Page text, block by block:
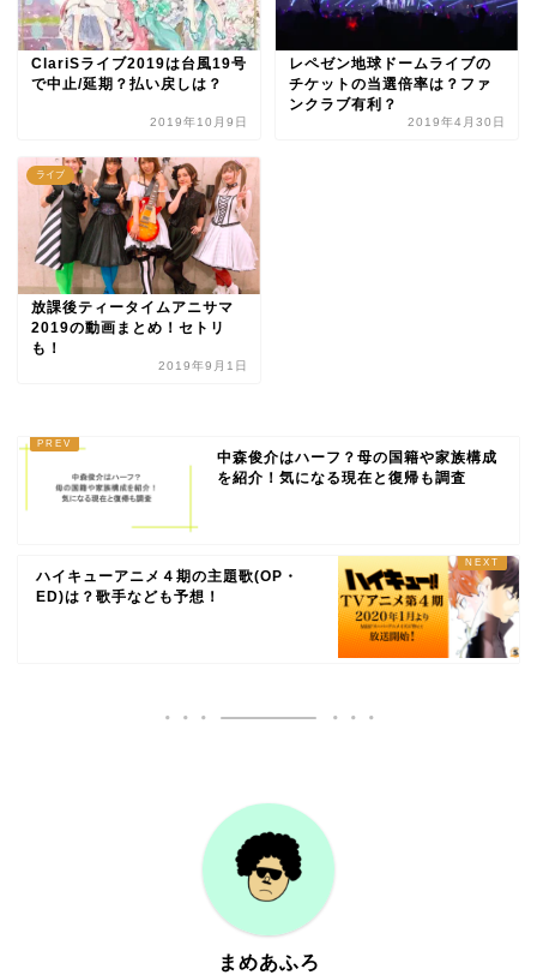
ClariSライブ2019は台風19号
で中止/延期？払い戻しは？
2019年10月9日
レペゼン地球ドームライブの
チケットの当選倍率は？ファ
ンクラブ有利？
2019年4月30日
ライブ
放課後ティータイムアニサマ
2019の動画まとめ！セトリ
も！
2019年9月1日
中森俊介はハーフ？母の国籍や家族構成
を紹介！気になる現在と復帰も調査
ハイキューアニメ４期の主題歌(OP・
ED)は？歌手なども予想！
まめあふろ